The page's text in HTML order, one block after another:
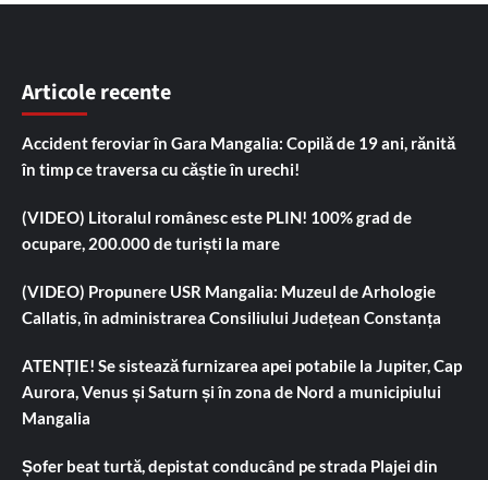
Articole recente
Accident feroviar în Gara Mangalia: Copilă de 19 ani, rănită
în timp ce traversa cu căștie în urechi!
(VIDEO) Litoralul românesc este PLIN! 100% grad de
ocupare, 200.000 de turiști la mare
(VIDEO) Propunere USR Mangalia: Muzeul de Arhologie
Callatis, în administrarea Consiliului Județean Constanța
ATENȚIE! Se sistează furnizarea apei potabile la Jupiter, Cap
Aurora, Venus și Saturn și în zona de Nord a municipiului
Mangalia
Șofer beat turtă, depistat conducând pe strada Plajei din